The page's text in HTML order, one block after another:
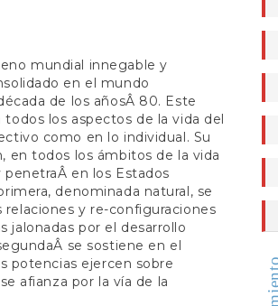
mundial innegable y
en el mundo
de los añosÂ 80. Este
los aspectos de la vida del
como en lo individual. Su
en todos los ámbitos de la vida
en los Estados
denominada natural, se
y re-configuraciones
jalonadas por el desarrollo
se sostiene en el
potencias ejercen sobre
afianza por la vía de la